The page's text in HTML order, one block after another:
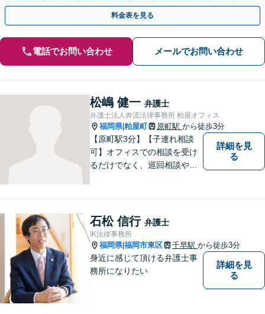
倫相談は初回0円】【福岡県全域対応】
料金表を見る
電話でお問い合わせ メールでお問い合わせ
松嶋 健一 弁護士
弁護士法人奔流法律事務所 粕屋オフィス
福岡県|粕屋町 原町駅 から徒歩3分
【原町駅3分】【子連れ相談
可】オフィスでの相談を受け
るだけでなく、巡回相談や出
に対応しております。安心し
てお任せください。
詳細を見
る
石松 信行 弁護士
IK法律事務所
福岡県|福岡市東区 千早駅 から徒歩3分
身近に感じて頂ける弁護士事
務所になりたい
詳細を見
る